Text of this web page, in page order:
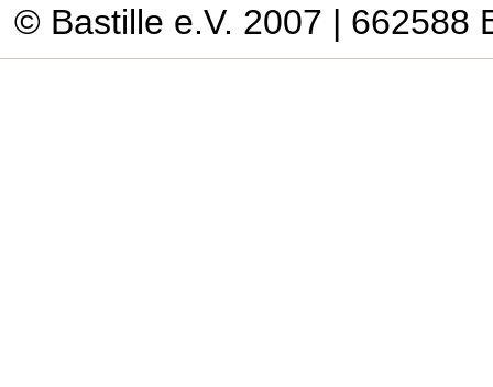
© Bastille e.V. 2007 | 662588